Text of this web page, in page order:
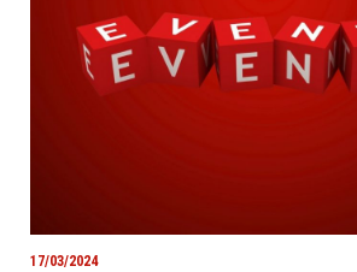
17/03/2024